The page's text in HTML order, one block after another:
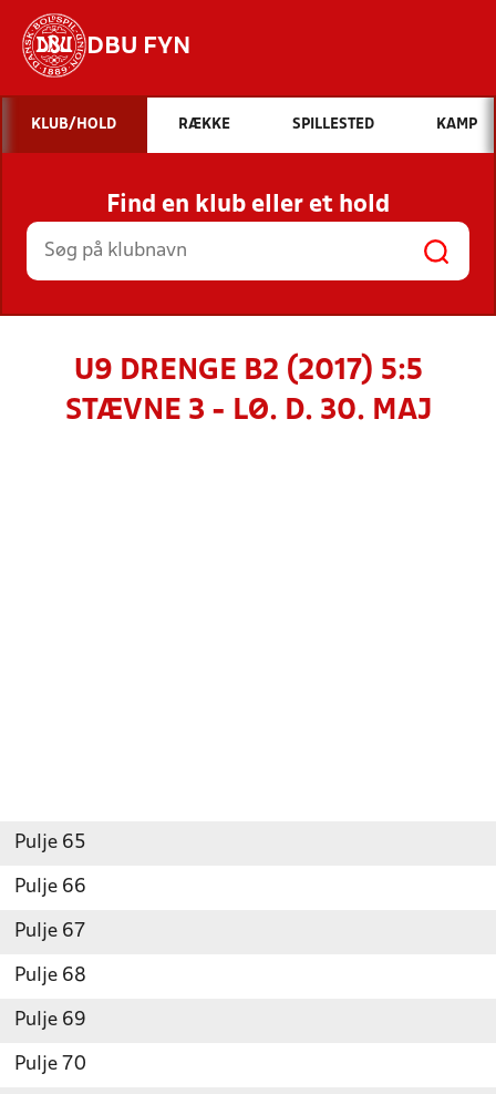
DBU FYN
Hvad vil du søge efter?
INDHOLD OG NYHEDER
STILLINGER, RESULTATER, KLUBBER OG
HOLD
KLUB/HOLD RÆKKE SPILLESTED KAMP
Find en klub eller et hold
U9 DRENGE B2 (2017) 5:5
STÆVNE 3 - LØ. D. 30. MAJ
Pulje 65
Pulje 66
Pulje 67
Pulje 68
Pulje 69
Pulje 70